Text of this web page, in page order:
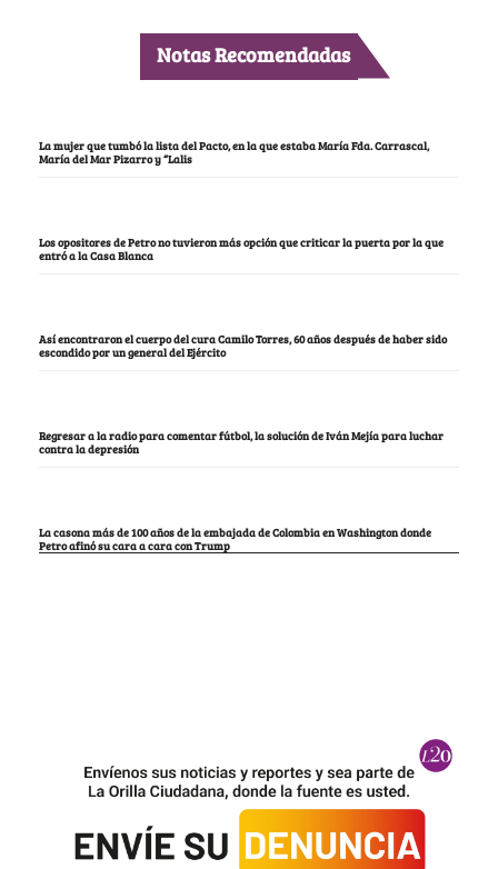
Notas Recomendadas
La mujer que tumbó la lista del Pacto, en la que estaba María Fda. Carrascal,
María del Mar Pizarro y “Lalis
Los opositores de Petro no tuvieron más opción que criticar la puerta por la que
entró a la Casa Blanca
Así encontraron el cuerpo del cura Camilo Torres, 60 años después de haber sido
escondido por un general del Ejército
Regresar a la radio para comentar fútbol, la solución de Iván Mejía para luchar
contra la depresión
La casona más de 100 años de la embajada de Colombia en Washington donde
Petro afinó su cara a cara con Trump